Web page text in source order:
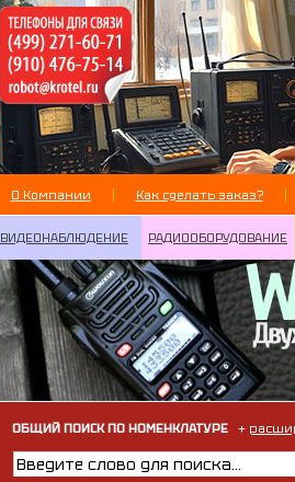
О Компании Как сделать заказ?
ВИДЕОНАБЛЮДЕНИЕ РАДИООБОРУДОВАНИЕ
ОБЩИЙ ПОИСК ПО НОМЕНКЛАТУРЕ+